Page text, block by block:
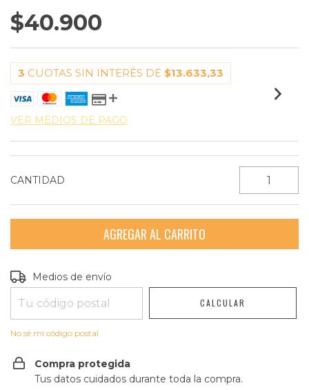
$40.900
3 CUOTAS SIN INTERÉS DE $13.633,33
VER MEDIOS DE PAGO
CANTIDAD
Entregas para el CP:
Medios de envío
CALCULAR
No sé mi código postal
Compra protegida
Tus datos cuidados durante toda la compra.